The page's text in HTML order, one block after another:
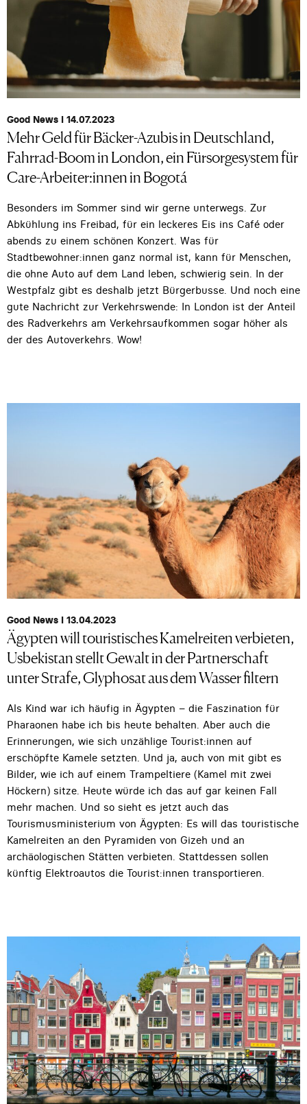
Good News I 14.07.2023
Mehr Geld für Bäcker-Azubis in Deutschland,
Fahrrad-Boom in London, ein Fürsorgesystem für
Care-Arbeiter:innen in Bogotá
Besonders im Sommer sind wir gerne unterwegs. Zur
Abkühlung ins Freibad, für ein leckeres Eis ins Café oder
abends zu einem schönen Konzert. Was für
Stadtbewohner:innen ganz normal ist, kann für Menschen,
die ohne Auto auf dem Land leben, schwierig sein. In der
Westpfalz gibt es deshalb jetzt Bürgerbusse. Und noch eine
gute Nachricht zur Verkehrswende: In London ist der Anteil
des Radverkehrs am Verkehrsaufkommen sogar höher als
der des Autoverkehrs. Wow!
Good News I 13.04.2023
Ägypten will touristisches Kamelreiten verbieten,
Usbekistan stellt Gewalt in der Partnerschaft
unter Strafe, Glyphosat aus dem Wasser filtern
Als Kind war ich häufig in Ägypten – die Faszination für
Pharaonen habe ich bis heute behalten. Aber auch die
Erinnerungen, wie sich unzählige Tourist:innen auf
erschöpfte Kamele setzten. Und ja, auch von mit gibt es
Bilder, wie ich auf einem Trampeltiere (Kamel mit zwei
Höckern) sitze. Heute würde ich das auf gar keinen Fall
mehr machen. Und so sieht es jetzt auch das
Tourismusministerium von Ägypten: Es will das touristische
Kamelreiten an den Pyramiden von Gizeh und an
archäologischen Stätten verbieten. Stattdessen sollen
künftig Elektroautos die Tourist:innen transportieren.